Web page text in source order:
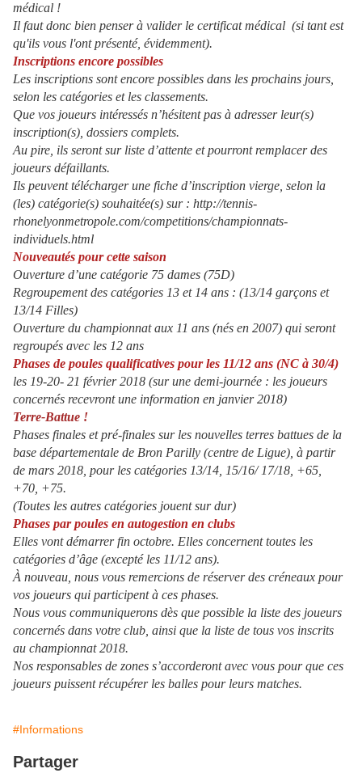
médical !
Il faut donc bien penser à valider le certificat médical (si tant est
qu'ils vous l'ont présenté, évidemment).
Inscriptions encore possibles
Les inscriptions sont encore possibles dans les prochains jours,
selon les catégories et les classements.
Que vos joueurs intéressés n’hésitent pas à adresser leur(s)
inscription(s), dossiers complets.
Au pire, ils seront sur liste d’attente et pourront remplacer des
joueurs défaillants.
Ils peuvent télécharger une fiche d’inscription vierge, selon la
(les) catégorie(s) souhaitée(s) sur : http://tennis-
rhonelyonmetropole.com/competitions/championnats-
individuels.html
Nouveautés pour cette saison
Ouverture d’une catégorie 75 dames (75D)
Regroupement des catégories 13 et 14 ans : (13/14 garçons et
13/14 Filles)
Ouverture du championnat aux 11 ans (nés en 2007) qui seront
regroupés avec les 12 ans
Phases de poules qualificatives pour les 11/12 ans (NC à 30/4)
les 19-20- 21 février 2018 (sur une demi-journée : les joueurs
concernés recevront une information en janvier 2018)
Terre-Battue !
Phases finales et pré-finales sur les nouvelles terres battues de la
base départementale de Bron Parilly (centre de Ligue), à partir
de mars 2018, pour les catégories 13/14, 15/16/ 17/18, +65,
+70, +75.
(Toutes les autres catégories jouent sur dur)
Phases par poules en autogestion en clubs
Elles vont démarrer fin octobre. Elles concernent toutes les
catégories d’âge (excepté les 11/12 ans).
À nouveau, nous vous remercions de réserver des créneaux pour
vos joueurs qui participent à ces phases.
Nous vous communiquerons dès que possible la liste des joueurs
concernés dans votre club, ainsi que la liste de tous vos inscrits
au championnat 2018.
Nos responsables de zones s’accorderont avec vous pour que ces
joueurs puissent récupérer les balles pour leurs matches.
#Informations
Partager